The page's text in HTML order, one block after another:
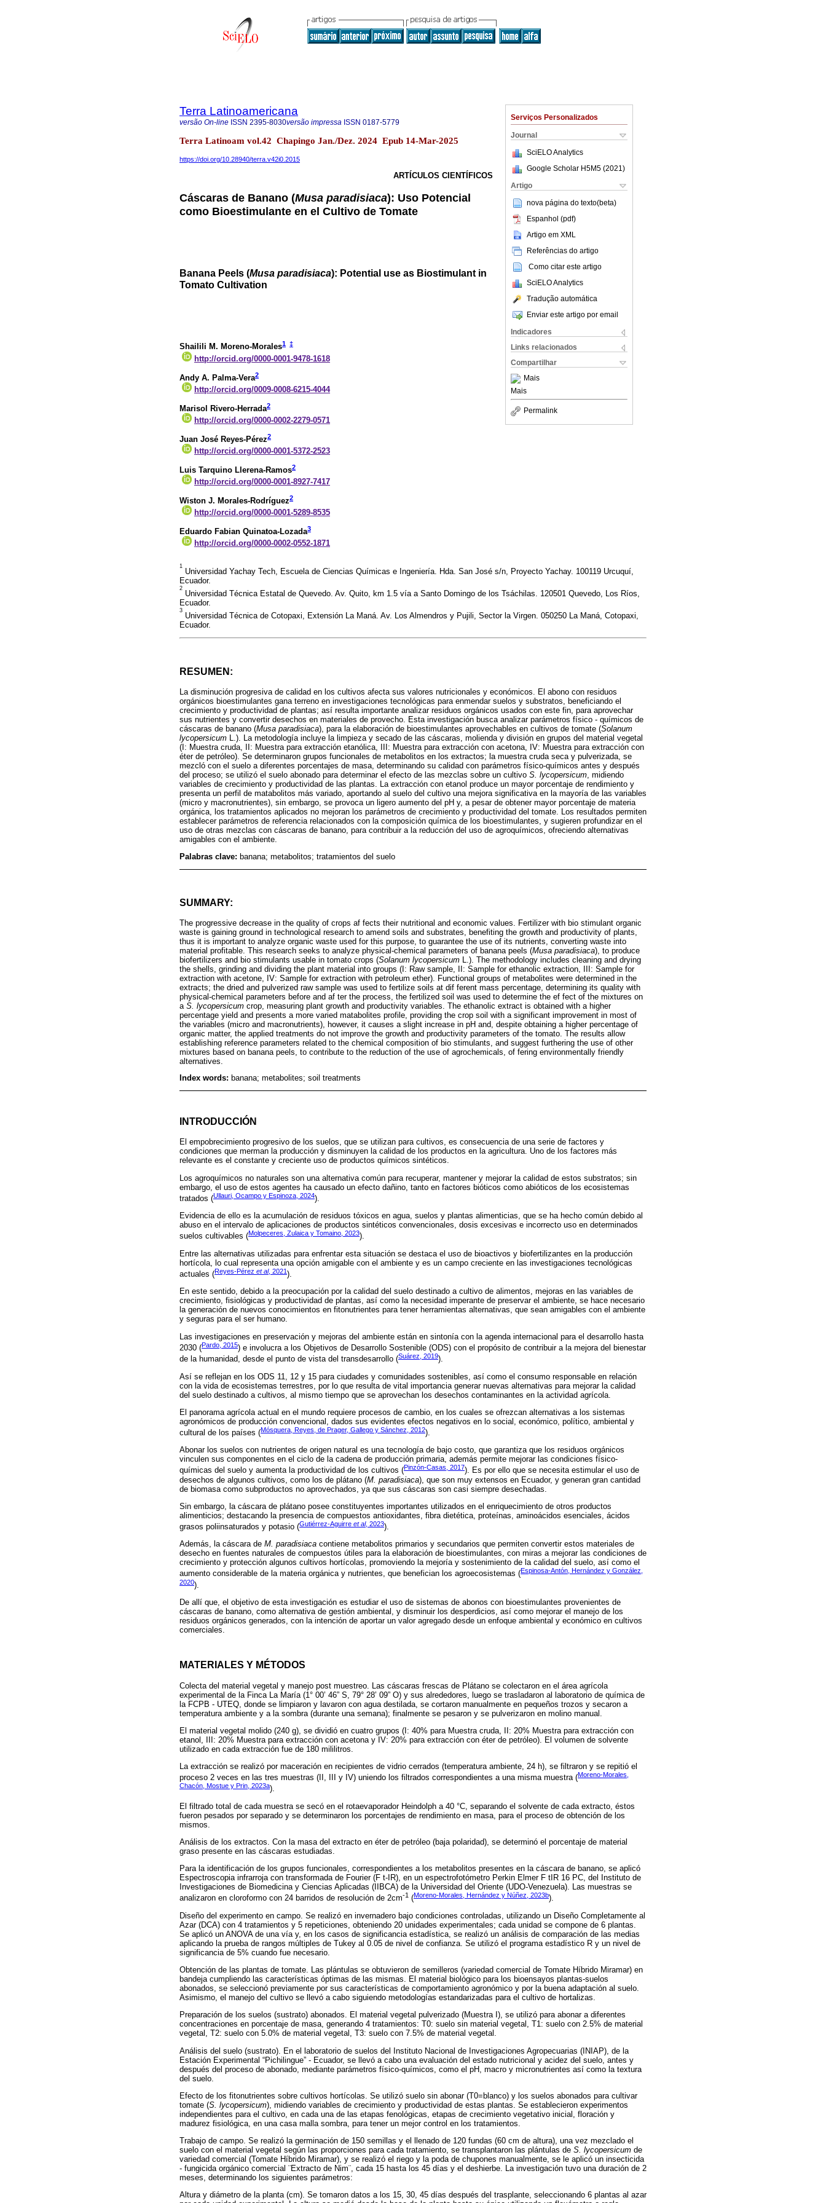
Serviços Personalizados
Journal
SciELO Analytics
Google Scholar H5M5 (2021 )
Artigo
nova página do texto(beta)
Espanhol (pdf)
Artigo em XML
Referências do artigo
Como citar este artigo
SciELO Analytics
Tradução automática
Enviar este artigo por email
Indicadores
Links relacionados
Compartilhar
Mais
Mais
Permalink
Terra Latinoamericana
versão On-line ISSN 2395-8030versão impressa ISSN 0187-5779
Terra Latinoam vol.42 Chapingo Jan./Dez. 2024 Epub 14-Mar-2025
https://doi.org/10.28940/terra.v42i0.2015
ARTÍCULOS CIENTÍFICOS
Cáscaras de Banano (Musa paradisiaca): Uso Potencial
como Bioestimulante en el Cultivo de Tomate
Banana Peels (Musa paradisiaca): Potential use as Biostimulant in
Tomato Cultivation
Shailili M. Moreno-Morales1 ‡
http://orcid.org/0000-0001-9478-1618
Andy A. Palma-Vera2
http://orcid.org/0009-0008-6215-4044
Marisol Rivero-Herrada2
http://orcid.org/0000-0002-2279-0571
Juan José Reyes-Pérez2
http://orcid.org/0000-0001-5372-2523
Luis Tarquino Llerena-Ramos2
http://orcid.org/0000-0001-8927-7417
Wiston J. Morales-Rodríguez2
http://orcid.org/0000-0001-5289-8535
Eduardo Fabian Quinatoa-Lozada3
http://orcid.org/0000-0002-0552-1871
1
Universidad Yachay Tech, Escuela de Ciencias Químicas e Ingeniería. Hda. San José s/n, Proyecto Yachay. 100119 Urcuquí,
Ecuador.
2
Universidad Técnica Estatal de Quevedo. Av. Quito, km 1.5 vía a Santo Domingo de los Tsáchilas. 120501 Quevedo, Los Ríos,
Ecuador.
3
Universidad Técnica de Cotopaxi, Extensión La Maná. Av. Los Almendros y Pujili, Sector la Virgen. 050250 La Maná, Cotopaxi,
Ecuador.
RESUMEN:
La disminución progresiva de calidad en los cultivos afecta sus valores nutricionales y económicos. El abono con residuos
orgánicos bioestimulantes gana terreno en investigaciones tecnológicas para enmendar suelos y substratos, beneficiando el
crecimiento y productividad de plantas; así resulta importante analizar residuos orgánicos usados con este fin, para aprovechar
sus nutrientes y convertir desechos en materiales de provecho. Esta investigación busca analizar parámetros físico - químicos de
cáscaras de banano (Musa paradisiaca), para la elaboración de bioestimulantes aprovechables en cultivos de tomate (Solanum
lycopersicum L.). La metodología incluye la limpieza y secado de las cáscaras, molienda y división en grupos del material vegetal
(I: Muestra cruda, II: Muestra para extracción etanólica, III: Muestra para extracción con acetona, IV: Muestra para extracción con
éter de petróleo). Se determinaron grupos funcionales de metabolitos en los extractos; la muestra cruda seca y pulverizada, se
mezcló con el suelo a diferentes porcentajes de masa, determinando su calidad con parámetros físico-químicos antes y después
del proceso; se utilizó el suelo abonado para determinar el efecto de las mezclas sobre un cultivo S. lycopersicum, midiendo
variables de crecimiento y productividad de las plantas. La extracción con etanol produce un mayor porcentaje de rendimiento y
presenta un perfil de matabolitos más variado, aportando al suelo del cultivo una mejora significativa en la mayoría de las variables
(micro y macronutrientes), sin embargo, se provoca un ligero aumento del pH y, a pesar de obtener mayor porcentaje de materia
orgánica, los tratamientos aplicados no mejoran los parámetros de crecimiento y productividad del tomate. Los resultados permiten
establecer parámetros de referencia relacionados con la composición química de los bioestimulantes, y sugieren profundizar en el
uso de otras mezclas con cáscaras de banano, para contribuir a la reducción del uso de agroquímicos, ofreciendo alternativas
amigables con el ambiente.
Palabras clave: banana; metabolitos; tratamientos del suelo
SUMMARY:
The progressive decrease in the quality of crops af fects their nutritional and economic values. Fertilizer with bio stimulant organic
waste is gaining ground in technological research to amend soils and substrates, benefiting the growth and productivity of plants,
thus it is important to analyze organic waste used for this purpose, to guarantee the use of its nutrients, converting waste into
material profitable. This research seeks to analyze physical-chemical parameters of banana peels (Musa paradisiaca), to produce
biofertilizers and bio stimulants usable in tomato crops (Solanum lycopersicum L.). The methodology includes cleaning and drying
the shells, grinding and dividing the plant material into groups (I: Raw sample, II: Sample for ethanolic extraction, III: Sample for
extraction with acetone, IV: Sample for extraction with petroleum ether). Functional groups of metabolites were determined in the
extracts; the dried and pulverized raw sample was used to fertilize soils at dif ferent mass percentage, determining its quality with
physical-chemical parameters before and af ter the process, the fertilized soil was used to determine the ef fect of the mixtures on
a S. lycopersicum crop, measuring plant growth and productivity variables. The ethanolic extract is obtained with a higher
percentage yield and presents a more varied matabolites profile, providing the crop soil with a significant improvement in most of
the variables (micro and macronutrients), however, it causes a slight increase in pH and, despite obtaining a higher percentage of
organic matter, the applied treatments do not improve the growth and productivity parameters of the tomato. The results allow
establishing reference parameters related to the chemical composition of bio stimulants, and suggest furthering the use of other
mixtures based on banana peels, to contribute to the reduction of the use of agrochemicals, of fering environmentally friendly
alternatives.
Index words: banana; metabolites; soil treatments
INTRODUCCIÓN
El empobrecimiento progresivo de los suelos, que se utilizan para cultivos, es consecuencia de una serie de factores y
condiciones que merman la producción y disminuyen la calidad de los productos en la agricultura. Uno de los factores más
relevante es el constante y creciente uso de productos químicos sintéticos.
Los agroquímicos no naturales son una alternativa común para recuperar, mantener y mejorar la calidad de estos substratos; sin
embargo, el uso de estos agentes ha causado un efecto dañino, tanto en factores bióticos como abióticos de los ecosistemas
tratados (Ullauri, Ocampo y Espinoza, 2024).
Evidencia de ello es la acumulación de residuos tóxicos en agua, suelos y plantas alimenticias, que se ha hecho común debido al
abuso en el intervalo de aplicaciones de productos sintéticos convencionales, dosis excesivas e incorrecto uso en determinados
suelos cultivables (Molpeceres, Zulaica y Tomaino, 2023).
Entre las alternativas utilizadas para enfrentar esta situación se destaca el uso de bioactivos y biofertilizantes en la producción
hortícola, lo cual representa una opción amigable con el ambiente y es un campo creciente en las investigaciones tecnológicas
actuales (Reyes-Pérez et al, 2021).
En este sentido, debido a la preocupación por la calidad del suelo destinado a cultivo de alimentos, mejoras en las variables de
crecimiento, fisiológicas y productividad de plantas, así como la necesidad imperante de preservar el ambiente, se hace necesario
la generación de nuevos conocimientos en fitonutrientes para tener herramientas alternativas, que sean amigables con el ambiente
y seguras para el ser humano.
Las investigaciones en preservación y mejoras del ambiente están en sintonía con la agenda internacional para el desarrollo hasta
2030 (Pardo, 2015) e involucra a los Objetivos de Desarrollo Sostenible (ODS) con el propósito de contribuir a la mejora del bienestar
de la humanidad, desde el punto de vista del transdesarrollo (Suárez, 2019).
Así se reflejan en los ODS 11, 12 y 15 para ciudades y comunidades sostenibles, así como el consumo responsable en relación
con la vida de ecosistemas terrestres, por lo que resulta de vital importancia generar nuevas alternativas para mejorar la calidad
del suelo destinado a cultivos, al mismo tiempo que se aprovechan los desechos contaminantes en la actividad agrícola.
El panorama agrícola actual en el mundo requiere procesos de cambio, en los cuales se ofrezcan alternativas a los sistemas
agronómicos de producción convencional, dados sus evidentes efectos negativos en lo social, económico, político, ambiental y
cultural de los países (Mósquera, Reyes, de Prager, Gallego y Sánchez, 2012).
Abonar los suelos con nutrientes de origen natural es una tecnología de bajo costo, que garantiza que los residuos orgánicos
vinculen sus componentes en el ciclo de la cadena de producción primaria, además permite mejorar las condiciones físico-
químicas del suelo y aumenta la productividad de los cultivos (Pinzón-Casas, 2017). Es por ello que se necesita estimular el uso de
desechos de algunos cultivos, como los de plátano (M. paradisiaca), que son muy extensos en Ecuador, y generan gran cantidad
de biomasa como subproductos no aprovechados, ya que sus cáscaras son casi siempre desechadas.
Sin embargo, la cáscara de plátano posee constituyentes importantes utilizados en el enriquecimiento de otros productos
alimenticios; destacando la presencia de compuestos antioxidantes, fibra dietética, proteínas, aminoácidos esenciales, ácidos
grasos poliinsaturados y potasio (Gutiérrez-Aguirre et al, 2023).
Además, la cáscara de M. paradisiaca contiene metabolitos primarios y secundarios que permiten convertir estos materiales de
desecho en fuentes naturales de compuestos útiles para la elaboración de bioestimulantes, con miras a mejorar las condiciones de
crecimiento y protección algunos cultivos hortícolas, promoviendo la mejoría y sostenimiento de la calidad del suelo, así como el
aumento considerable de la materia orgánica y nutrientes, que benefician los agroecosistemas (Espinosa-Antón, Hernández y González,
2020).
De allí que, el objetivo de esta investigación es estudiar el uso de sistemas de abonos con bioestimulantes provenientes de
cáscaras de banano, como alternativa de gestión ambiental, y disminuir los desperdicios, así como mejorar el manejo de los
residuos orgánicos generados, con la intención de aportar un valor agregado desde un enfoque ambiental y económico en cultivos
comerciales.
MATERIALES Y MÉTODOS
Colecta del material vegetal y manejo post muestreo. Las cáscaras frescas de Plátano se colectaron en el área agrícola
experimental de la Finca La María (1° 00’ 46” S, 79° 28’ 09” O) y sus alrededores, luego se trasladaron al laboratorio de química de
la FCPB - UTEQ, donde se limpiaron y lavaron con agua destilada, se cortaron manualmente en pequeños trozos y secaron a
temperatura ambiente y a la sombra (durante una semana); finalmente se pesaron y se pulverizaron en molino manual.
El material vegetal molido (240 g), se dividió en cuatro grupos (I: 40% para Muestra cruda, II: 20% Muestra para extracción con
etanol, III: 20% Muestra para extracción con acetona y IV: 20% para extracción con éter de petróleo). El volumen de solvente
utilizado en cada extracción fue de 180 mililitros.
La extracción se realizó por maceración en recipientes de vidrio cerrados (temperatura ambiente, 24 h), se filtraron y se repitió el
proceso 2 veces en las tres muestras (II, III y IV) uniendo los filtrados correspondientes a una misma muestra (Moreno-Morales,
Chacón, Mostue y Prin, 2023a).
El filtrado total de cada muestra se secó en el rotaevaporador Heindolph a 40 °C, separando el solvente de cada extracto, éstos
fueron pesados por separado y se determinaron los porcentajes de rendimiento en masa, para el proceso de obtención de los
mismos.
Análisis de los extractos. Con la masa del extracto en éter de petróleo (baja polaridad), se determinó el porcentaje de material
graso presente en las cáscaras estudiadas.
Para la identificación de los grupos funcionales, correspondientes a los metabolitos presentes en la cáscara de banano, se aplicó
Espectroscopia infrarroja con transformada de Fourier (F t-IR), en un espectrofotómetro Perkin Elmer F tIR 16 PC, del Instituto de
Investigaciones de Biomedicina y Ciencias Aplicadas (IIBCA) de la Universidad del Oriente (UDO-Venezuela). Las muestras se
analizaron en cloroformo con 24 barridos de resolución de 2cm-1 (Moreno-Morales, Hernández y Núñez, 2023b).
Diseño del experimento en campo. Se realizó en invernadero bajo condiciones controladas, utilizando un Diseño Completamente al
Azar (DCA) con 4 tratamientos y 5 repeticiones, obteniendo 20 unidades experimentales; cada unidad se compone de 6 plantas.
Se aplicó un ANOVA de una vía y, en los casos de significancia estadística, se realizó un análisis de comparación de las medias
aplicando la prueba de rangos múltiples de Tukey al 0.05 de nivel de confianza. Se utilizó el programa estadístico R y un nivel de
significancia de 5% cuando fue necesario.
Obtención de las plantas de tomate. Las plántulas se obtuvieron de semilleros (variedad comercial de Tomate Híbrido Miramar) en
bandeja cumpliendo las características óptimas de las mismas. El material biológico para los bioensayos plantas-suelos
abonados, se seleccionó previamente por sus características de comportamiento agronómico y por la buena adaptación al suelo.
Asimismo, el manejo del cultivo se llevó a cabo siguiendo metodologías estandarizadas para el cultivo de hortalizas.
Preparación de los suelos (sustrato) abonados. El material vegetal pulverizado (Muestra I), se utilizó para abonar a diferentes
concentraciones en porcentaje de masa, generando 4 tratamientos: T0: suelo sin material vegetal, T1: suelo con 2.5% de material
vegetal, T2: suelo con 5.0% de material vegetal, T3: suelo con 7.5% de material vegetal.
Análisis del suelo (sustrato). En el laboratorio de suelos del Instituto Nacional de Investigaciones Agropecuarias (INIAP), de la
Estación Experimental “Pichilingue” - Ecuador, se llevó a cabo una evaluación del estado nutricional y acidez del suelo, antes y
después del proceso de abonado, mediante parámetros físico-químicos, como el pH, macro y micronutrientes así como la textura
del suelo.
Efecto de los fitonutrientes sobre cultivos hortícolas. Se utilizó suelo sin abonar (T0=blanco) y los suelos abonados para cultivar
tomate (S. lycopersicum), midiendo variables de crecimiento y productividad de estas plantas. Se establecieron experimentos
independientes para el cultivo, en cada una de las etapas fenológicas, etapas de crecimiento vegetativo inicial, floración y
madurez fisiológica, en una casa malla sombra, para tener un mejor control en los tratamientos.
Trabajo de campo. Se realizó la germinación de 150 semillas y el llenado de 120 fundas (60 cm de altura), una vez mezclado el
suelo con el material vegetal según las proporciones para cada tratamiento, se transplantaron las plántulas de S. lycopersicum de
variedad comercial (Tomate Híbrido Miramar), y se realizó el riego y la poda de chupones manualmente, se le aplicó un insecticida
- fungicida orgánico comercial ¨Extracto de Nim¨, cada 15 hasta los 45 días y el deshierbe. La investigación tuvo una duración de 2
meses, determinando los siguientes parámetros:
Altura y diámetro de la planta (cm). Se tomaron datos a los 15, 30, 45 días después del trasplante, seleccionando 6 plantas al azar